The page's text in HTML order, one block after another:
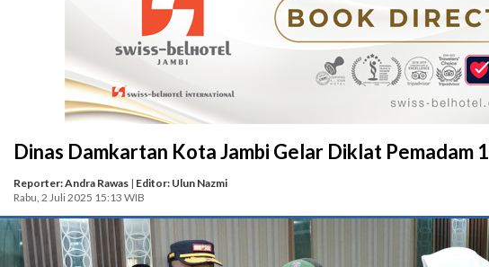
Dinas Damkartan Kota Jambi Gelar Diklat Pemadam 1
Reporter: Andra Rawas | Editor: Ulun Nazmi
Rabu, 2 Juli 2025 15:13 WIB